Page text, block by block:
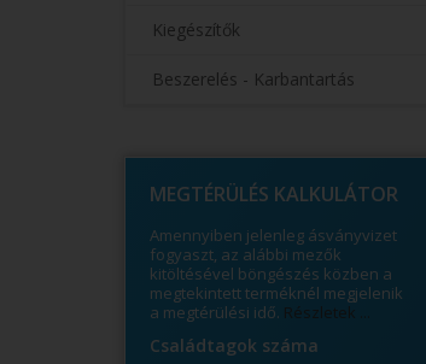
Kiegészítők
Beszerelés - Karbantartás
MEGTÉRÜLÉS KALKULÁTOR
Amennyiben jelenleg ásványvizet
fogyaszt, az alábbi mezők
kitöltésével böngészés közben a
megtekintett terméknél megjelenik
a megtérülési idő. Részletek ...
Családtagok száma